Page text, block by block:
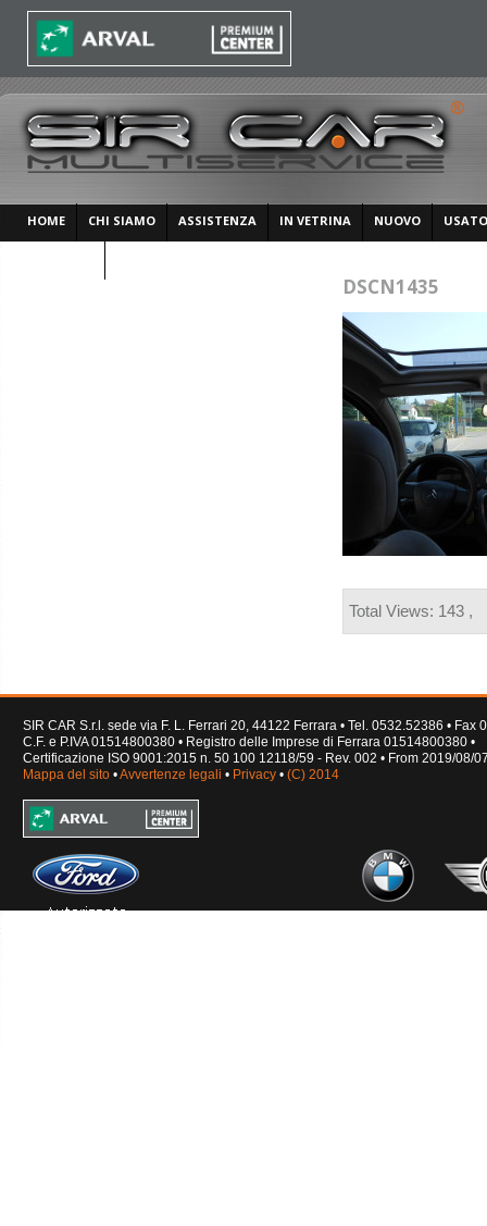
HOME CHI SIAMO ASSISTENZA IN VETRINA NUOVO USATO
DSCN1435
Total Views: 143 ,
SIR CAR S.r.l. sede via F. L. Ferrari 20, 44122 Ferrara • Tel. 0532.52386 • Fax
C.F. e P.IVA 01514800380 • Registro delle Imprese di Ferrara 01514800380 •
Certificazione ISO 9001:2015 n. 50 100 12118/59 - Rev. 002 • From 2019/08/
Mappa del sito•Avvertenze legali • Privacy• (C) 2014